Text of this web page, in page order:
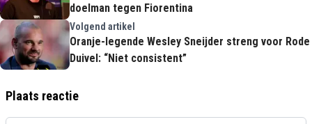
doelman tegen Fiorentina
Volgend artikel
Oranje-legende Wesley Sneijder streng voor Rode
Duivel: “Niet consistent”
Plaats reactie